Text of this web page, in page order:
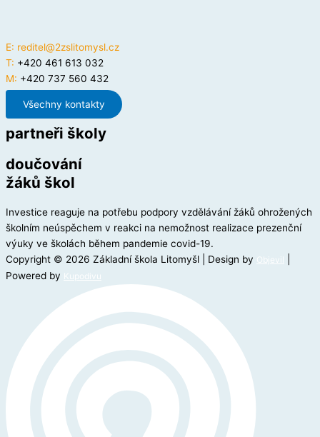
E: reditel@2zslitomysl.cz
T: +420 461 613 032
M: +420 737 560 432
Všechny kontakty
partneři školy
doučování
žáků škol
Investice reaguje na potřebu podpory vzdělávání žáků ohrožených
školním neúspěchem v reakci na nemožnost realizace prezenční
výuky ve školách během pandemie covid-19.
Copyright © 2026 Základní škola Litomyšl | Design by Objevil
Powered by Kupodivu